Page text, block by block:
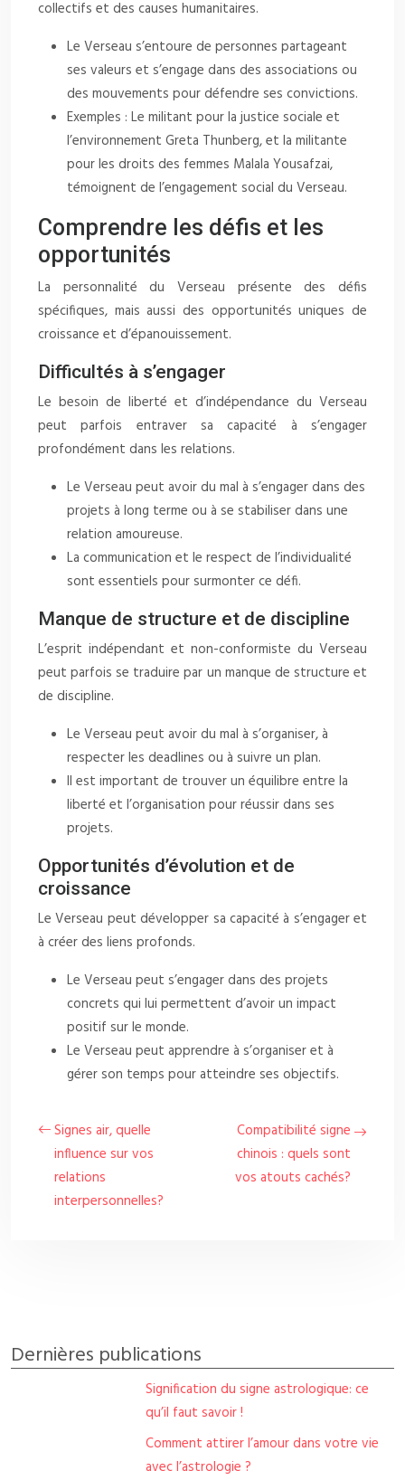
collectifs et des causes humanitaires.
Le Verseau s’entoure de personnes partageant
ses valeurs et s’engage dans des associations ou
des mouvements pour défendre ses convictions.
Exemples : Le militant pour la justice sociale et
l’environnement Greta Thunberg, et la militante
pour les droits des femmes Malala Yousafzai,
témoignent de l’engagement social du Verseau.
Comprendre les défis et les
opportunités
La personnalité du Verseau présente des défis
spécifiques, mais aussi des opportunités uniques de
croissance et d’épanouissement.
Difficultés à s’engager
Le besoin de liberté et d’indépendance du Verseau
peut parfois entraver sa capacité à s’engager
profondément dans les relations.
Le Verseau peut avoir du mal à s’engager dans des
projets à long terme ou à se stabiliser dans une
relation amoureuse.
La communication et le respect de l’individualité
sont essentiels pour surmonter ce défi.
Manque de structure et de discipline
L’esprit indépendant et non-conformiste du Verseau
peut parfois se traduire par un manque de structure et
de discipline.
Le Verseau peut avoir du mal à s’organiser, à
respecter les deadlines ou à suivre un plan.
Il est important de trouver un équilibre entre la
liberté et l’organisation pour réussir dans ses
projets.
Opportunités d’évolution et de
croissance
Le Verseau peut développer sa capacité à s’engager et
à créer des liens profonds.
Le Verseau peut s’engager dans des projets
concrets qui lui permettent d’avoir un impact
positif sur le monde.
Le Verseau peut apprendre à s’organiser et à
gérer son temps pour atteindre ses objectifs.
Signes air, quelle
influence sur vos
relations
interpersonnelles?
Compatibilité signe
chinois : quels sont
vos atouts cachés?
Dernières publications
Signification du signe astrologique: ce
qu’il faut savoir !
Comment attirer l’amour dans votre vie
avec l’astrologie ?